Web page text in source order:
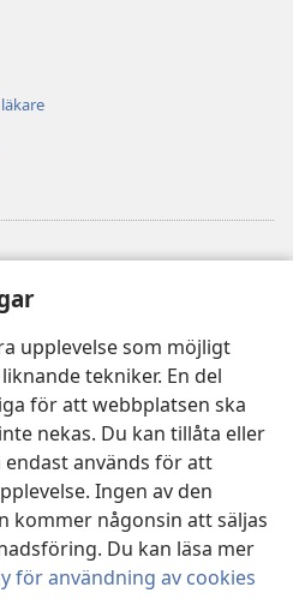
upplevelse som möjligt
tekniker. En del
för att webbplatsen ska
nekas. Du kan tillåta eller
används för att
Ingen av den
kommer någonsin att säljas
Du kan läsa mer
för användning av cookies